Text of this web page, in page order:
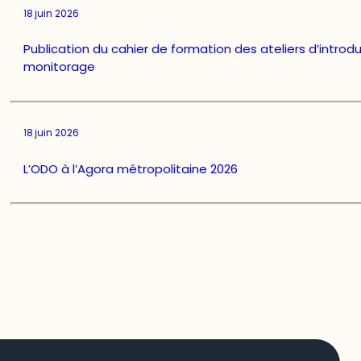
18 juin 2026
Publication du cahier de formation des ateliers
monitorage
18 juin 2026
L’ODO à l’Agora métropolitaine 2026